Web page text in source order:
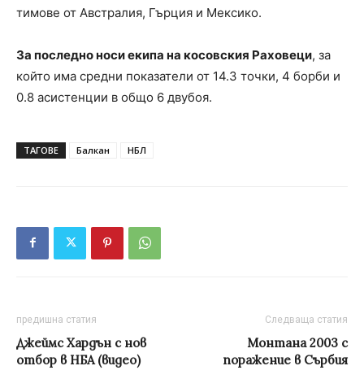
тимове от Австралия, Гърция и Мексико.
За последно носи екипа на косовския Раховеци, за
който има средни показатели от 14.3 точки, 4 борби и
0.8 асистенции в общо 6 двубоя.
ТАГОВЕ Балкан НБЛ
предишна статия
Джеймс Хардън с нов
отбор в НБА (видео)
Следваща статия
Mонтана 2003 с
поражение в Сърбия